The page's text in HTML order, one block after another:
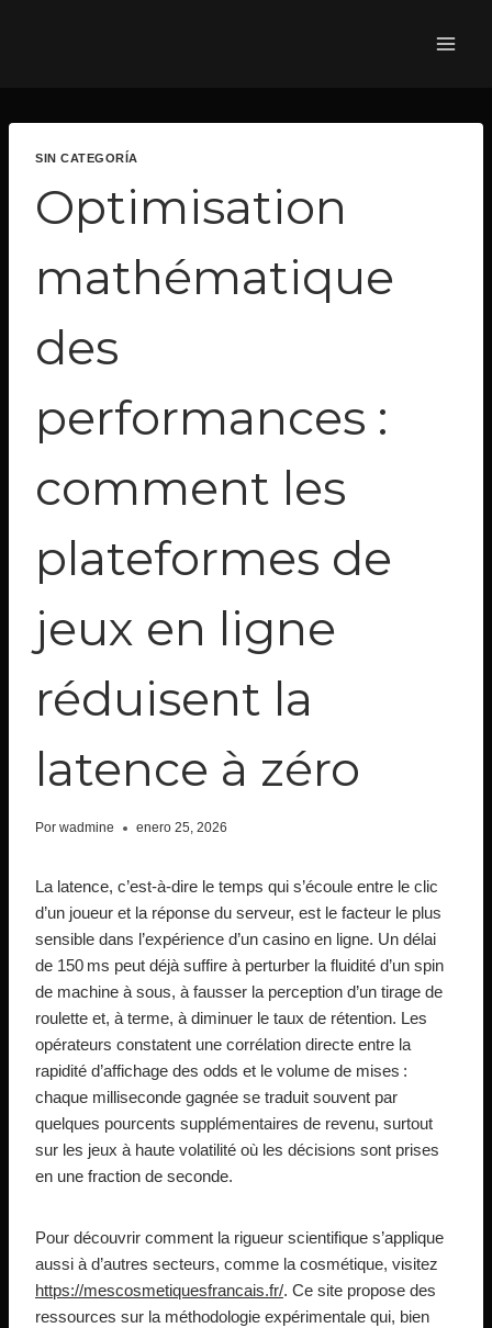
SIN CATEGORÍA
Optimisation
mathématique
des
performances :
comment les
plateformes de
jeux en ligne
réduisent la
latence à zéro
Por wadmine enero 25, 2026
La latence, c’est‑à‑dire le temps qui s’écoule entre le clic
d’un joueur et la réponse du serveur, est le facteur le plus
sensible dans l’expérience d’un casino en ligne. Un délai
de 150 ms peut déjà suffire à perturber la fluidité d’un spin
de machine à sous, à fausser la perception d’un tirage de
roulette et, à terme, à diminuer le taux de rétention. Les
opérateurs constatent une corrélation directe entre la
rapidité d’affichage des odds et le volume de mises :
chaque milliseconde gagnée se traduit souvent par
quelques pourcents supplémentaires de revenu, surtout
sur les jeux à haute volatilité où les décisions sont prises
en une fraction de seconde.
Pour découvrir comment la rigueur scientifique s’applique
aussi à d’autres secteurs, comme la cosmétique, visitez
https://mescosmetiquesfrancais.fr/. Ce site propose des
ressources sur la méthodologie expérimentale qui, bien